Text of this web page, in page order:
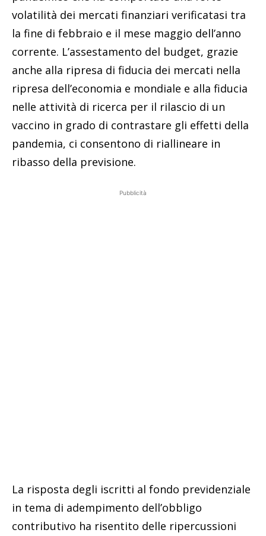
volatilità dei mercati finanziari verificatasi tra
la fine di febbraio e il mese maggio dell’anno
corrente. L’assestamento del budget, grazie
anche alla ripresa di fiducia dei mercati nella
ripresa dell’economia e mondiale e alla fiducia
nelle attività di ricerca per il rilascio di un
vaccino in grado di contrastare gli effetti della
pandemia, ci consentono di riallineare in
ribasso della previsione.
Pubblicità
La risposta degli iscritti al fondo previdenziale
in tema di adempimento dell’obbligo
contributivo ha risentito delle ripercussioni